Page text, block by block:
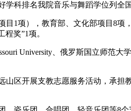
科排名我院音乐与舞蹈学位列全
1项），教育部、文化部项目8项
奖”1项。
University、俄罗斯国立师范
山区开展支教志愿服务活动，承